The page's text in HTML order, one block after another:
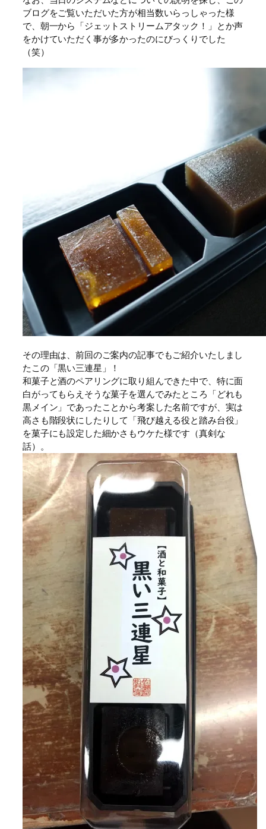
ブログをご覧いただいた方が相当数いらっしゃった様
で、朝一から「ジェットストリームアタック！」とか声
をかけていただく事が多かったのにびっくりでした
（笑）
その理由は、前回のご案内の記事でもご紹介いたしまし
たこの「黒い三連星」！
和菓子と酒のペアリングに取り組んできた中で、特に面
白がってもらえそうな菓子を選んでみたところ「どれも
黒メイン」であったことから考案した名前ですが、実は
高さも階段状にしたりして「飛び越える役と踏み台役」
を菓子にも設定した細かさもウケた様です（真剣な
話）。